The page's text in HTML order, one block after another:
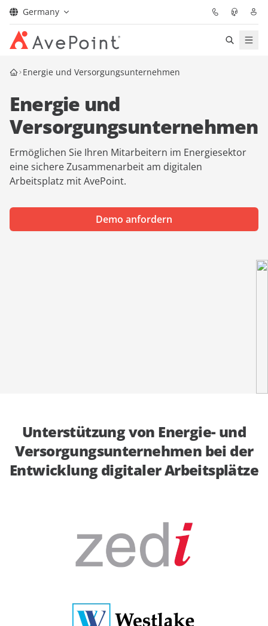
Germany
Lösungen
Confidence Platform
Pricing
Für Partner
Über AvePoint
Energie und Versorgungsunternehmen
Energie und
Versorgungsunternehmen
Ermöglichen Sie Ihren Mitarbeitern im Energiesektor
eine sichere Zusammenarbeit am digitalen
Arbeitsplatz mit AvePoint.
Demo anfordern
Unterstützung von Energie- und
Versorgungsunternehmen bei der
Entwicklung digitaler Arbeitsplätze